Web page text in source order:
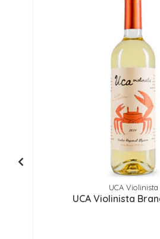
UCA Violinista
UCA Violinista